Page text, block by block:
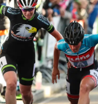
uitslagen
Goud verhalen